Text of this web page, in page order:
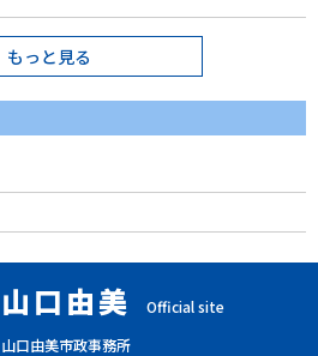
もっと見る
山口由美
Official site
山口由美市政事務所